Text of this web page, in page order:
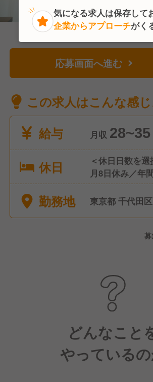
応募画面へ進む
この求人はこんな感じ
給与
月収 28~35
休日
＜休日日数を
月8日休み／年
月9日休み／年
月10日休み／年
き4日間は自由
暇を取得可能）
制度（1年に1
得／有給）※役
なく全社員が対
〇有給休暇 〇産
（取得実績有）
（取得実績多数
社員共に育休取
勤務地 東京都 千代田区
どんなこと
やっている
気になる求人は保存して
企業からアプローチがく